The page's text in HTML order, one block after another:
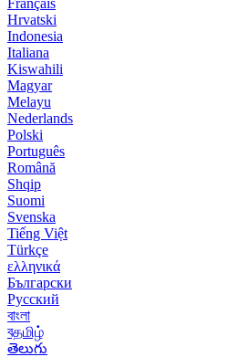
Hrvatski
Indonesia
Italiana
Kiswahili
Magyar
Melayu
Nederlands
Polski
Português
Română
Shqip
Suomi
Svenska
Tiếng Việt
Türkçe
ελληνικά
Български
Русский
বাংলা
বதமிழ்
తెలుగు